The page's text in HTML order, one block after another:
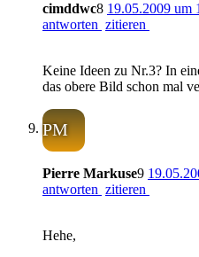
cimddwc8 19.05.2009 um
antworten zitieren
Keine Ideen zu Nr.3? In
das obere Bild schon mal
PM
Pierre Markuse9
antworten zitieren
Hehe,